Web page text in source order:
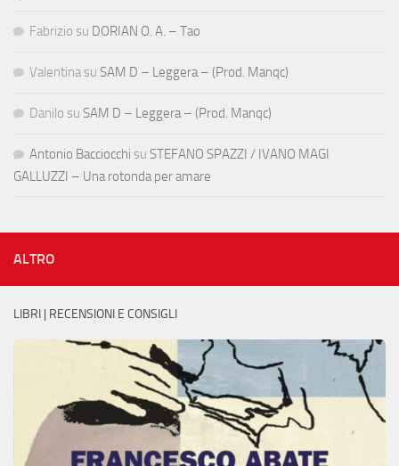
Fabrizio su DORIAN O. A. – Tao
Valentina su SAM D – Leggera – (Prod. Manqc)
Danilo su SAM D – Leggera – (Prod. Manqc)
Antonio Bacciocchi su STEFANO SPAZZI / IVANO MAGI
GALLUZZI – Una rotonda per amare
ALTRO
LIBRI | RECENSIONI E CONSIGLI